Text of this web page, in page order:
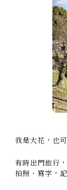
我是大花，也
有時出門旅行
拍照、寫字，